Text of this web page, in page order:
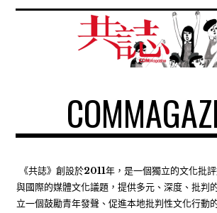
《共誌》創設於2011年，是一個獨立的文化批
與國際的媒體文化議題，提供多元、深度、批判
立一個鼓勵青年發聲、促進本地批判性文化行動